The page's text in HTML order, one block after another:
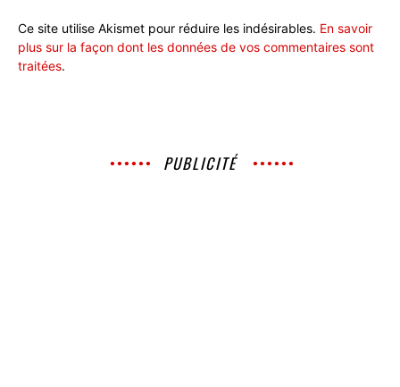
Ce site utilise Akismet pour réduire les indésirables. En savoir
plus sur la façon dont les données de vos commentaires sont
traitées.
PUBLICITÉ